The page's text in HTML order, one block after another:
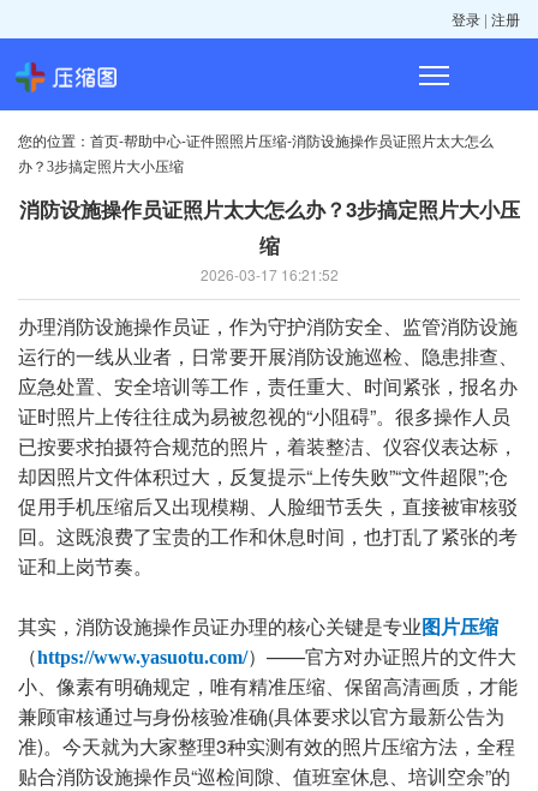
登录 | 注册
您的位置： 首页-帮助中心-证件照照片压缩-消防设施操作员证照片太大怎么
办？3步搞定照片大小压缩
消防设施操作员证照片太大怎么办？3步搞定照片大小压
缩
2026-03-17 16:21:52
办理消防设施操作员证，作为守护消防安全、监管消防设施
运行的一线从业者，日常要开展消防设施巡检、隐患排查、
应急处置、安全培训等工作，责任重大、时间紧张，报名办
证时照片上传往往成为易被忽视的“小阻碍”。很多操作人员
已按要求拍摄符合规范的照片，着装整洁、仪容仪表达标，
却因照片文件体积过大，反复提示“上传失败”“文件超限”;仓
促用手机压缩后又出现模糊、人脸细节丢失，直接被审核驳
回。这既浪费了宝贵的工作和休息时间，也打乱了紧张的考
证和上岗节奏。
其实，消防设施操作员证办理的核心关键是专业 图片压缩
（https://www.yasuotu.com/）——官方对办证照片的文件大
小、像素有明确规定，唯有精准压缩、保留高清画质，才能
兼顾审核通过与身份核验准确(具体要求以官方最新公告为
准)。今天就为大家整理3种实测有效的照片压缩方法，全程
贴合消防设施操作员“巡检间隙、值班室休息、培训空余”的